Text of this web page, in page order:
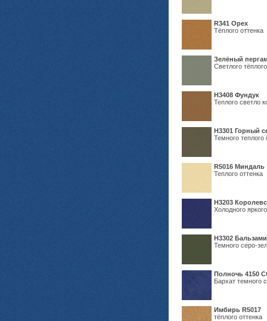
R341 Орех
Тёплого оттенка
Зелёный
Светлого
Н3408 Фундук
Теплого светло
Н3301 Горный
Темного теплого
R5016 Миндаль
Теплого оттенка
Н3203
Холодного
Н3302
Темного серо-
Полночь 4150
Бархат темного
Имбирь R5017
тёплого оттенка